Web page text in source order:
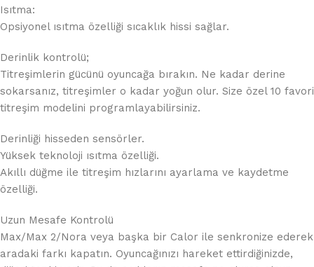
Isıtma:
Opsiyonel ısıtma özelliği sıcaklık hissi sağlar.
Derinlik kontrolü;
Titreşimlerin gücünü oyuncağa bırakın. Ne kadar derine
sokarsanız, titreşimler o kadar yoğun olur. Size özel 10 favori
titreşim modelini programlayabilirsiniz.
Derinliği hisseden sensörler.
Yüksek teknoloji ısıtma özelliği.
Akıllı düğme ile titreşim hızlarını ayarlama ve kaydetme
özelliği.
Uzun Mesafe Kontrolü
Max/Max 2/Nora veya başka bir Calor ile senkronize ederek
aradaki farkı kapatın. Oyuncağınızı hareket ettirdiğinizde,